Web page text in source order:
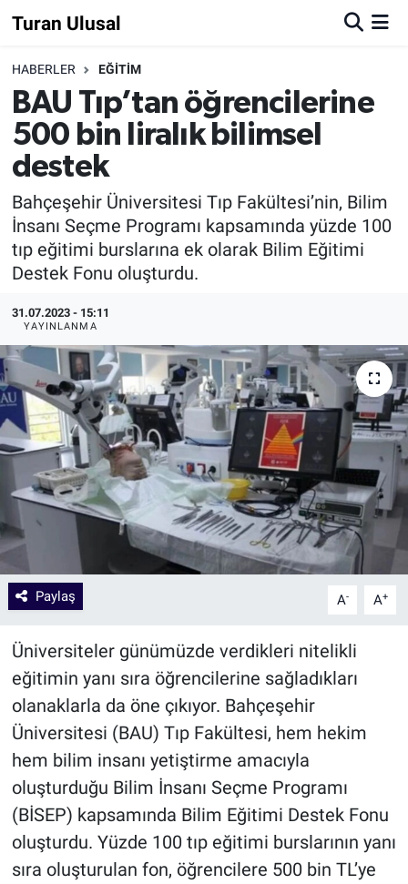
Turan Ulusal
HABERLER EĞİTİM
BAU Tıp’tan öğrencilerine
500 bin liralık bilimsel
destek
Bahçeşehir Üniversitesi Tıp Fakültesi’nin, Bilim
İnsanı Seçme Programı kapsamında yüzde 100
tıp eğitimi burslarına ek olarak Bilim Eğitimi
Destek Fonu oluşturdu.
31.07.2023 - 15:11
YAYINLANMA
Paylaş A- A+
Üniversiteler günümüzde verdikleri nitelikli
eğitimin yanı sıra öğrencilerine sağladıkları
olanaklarla da öne çıkıyor. Bahçeşehir
Üniversitesi (BAU) Tıp Fakültesi, hem hekim
hem bilim insanı yetiştirme amacıyla
oluşturduğu Bilim İnsanı Seçme Programı
(BİSEP) kapsamında Bilim Eğitimi Destek Fonu
oluşturdu. Yüzde 100 tıp eğitimi burslarının yanı
sıra oluşturulan fon, öğrencilere 500 bin TL’ye